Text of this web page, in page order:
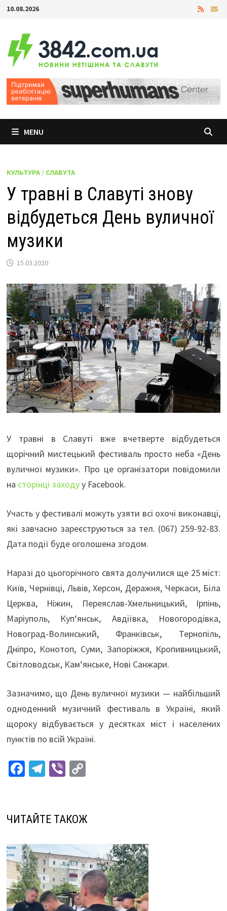
Skip
content
10.08.2026
MENU
КУЛЬТУРА/ СЛАВУТА
У травні в Славуті знову
відбудеться День вуличної
музики
15.03.2020
У травні в Славуті вже вчетверте відбудеться
щорічний мистецький фестиваль просто неба «День
вуличної музики». Про це організатори повідомили
на сторінці заходуу Facebook.
Участь у фестивалі можуть узяти всі охочі виконавці,
які завчасно зареєструються за тел. (067) 259-92-83.
Дата події буде оголошена згодом.
Наразі до цьогорічного свята долучилися ще 25 міст:
Київ, Чернівці, Львів, Херсон, Деражня, Черкаси, Біла
Церква, Ніжин, Переяслав-Хмельницький, Ірпінь,
Маріуполь, Куп‘янськ, Авдіївка, Новогородівка,
Новоград-Волинський, Франківськ, Тернопіль,
Дніпро, Конотоп, Суми, Запоріжжя, Кропивницький,
Світловодськ, Кам‘янське, Нові Санжари.
Зазначимо, що День вуличної музики — найбільший
одноденний музичний фестиваль в Україні, який
щороку відбувається у десятках міст і населених
пунктів по всій Україні.
Fa
o
k
Te
a
Vi C
y
n
k
ЧИТАЙТЕ ТАКОЖ